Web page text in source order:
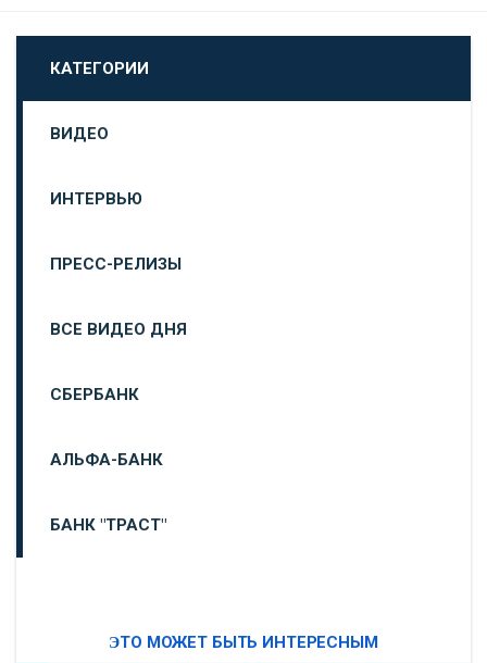
КАТЕГОРИИ
ВИДЕО
ИНТЕРВЬЮ
ПРЕСС-РЕЛИЗЫ
ВСЕ ВИДЕО ДНЯ
СБЕРБАНК
АЛЬФА-БАНК
БАНК "ТРАСТ"
ЭТО МОЖЕТ БЫТЬ ИНТЕРЕСНЫМ